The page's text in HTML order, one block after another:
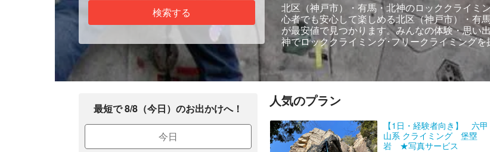
検索する
北区（神戸市）・有馬・北神のロッククライミ
心者でも安心して楽しめる北区（神戸市）・有
が最安値で見つかります。みんなの体験・思い
神でロッククライミング･フリークライミング
最短で 8/8（今日）のお出かけへ！
今日
人気のプラン
【1日・経験者向き】 六甲
山系 クライミング 堡塁
岩 ★写真サービス